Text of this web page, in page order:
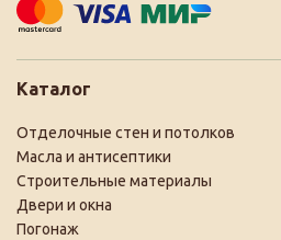
Каталог
Отделочные стен и потолков
Масла и антисептики
Строительные материалы
Двери и окна
Погонаж